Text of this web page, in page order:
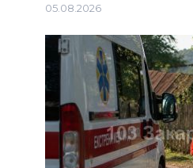
05.08.2026